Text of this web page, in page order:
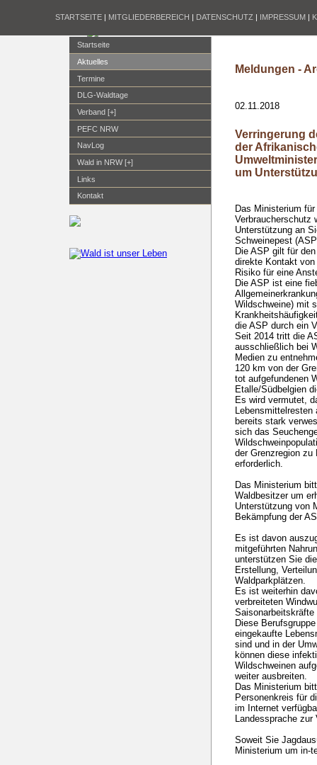
STARTSEITE | MITGLIEDERBEREICH | DATENSCHUTZ | IMPRESSUM |
Startseite
Aktuelles
Termine
DLG-Waldtage
Verband [+]
PEFC NRW
NavLog
Wald in NRW [+]
Links
Kontakt
Meldungen -
02.11.2018
Verringerung
der
um
Das Ministerium
Verbraucherschutz
Unterstützung an
Schweinepest
Die ASP gilt für
direkte Kontakt
Risiko für eine
Die ASP ist eine
Wildschweine) mit
die ASP durch ein
Seit 2014 tritt die
ausschließlich bei
Medien zu
120 km von der
tot aufgefundenen
Etalle/Südbelgien
Es wird vermutet,
Lebensmittelresten
bereits stark
sich das
der Grenzregion
erforderlich.
Das Ministerium
Waldbesitzer um
Unterstützung von
Bekämpfung der
Es ist davon
mitgeführten
unterstützen Sie
Erstellung,
Waldparkplätzen.
Es ist weiterhin
verbreiteten
Saisonarbeitskräfte
Diese
eingekaufte
sind und in der
können diese
Wildschweinen
weiter ausbreiten.
Das Ministerium
Personenkreis für
im Internet
Landessprache zur
Soweit Sie
Ministerium um in-